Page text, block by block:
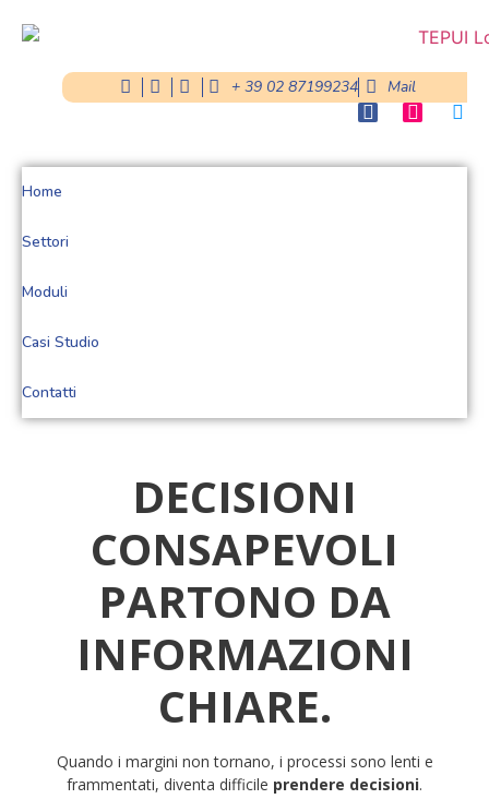
+ 39 02 87199234 Mail
Home
Settori
Moduli
Casi Studio
Contatti
DECISIONI
CONSAPEVOLI
PARTONO DA
INFORMAZIONI
CHIARE.
Quando i margini non tornano, i processi sono lenti e
frammentati, diventa difficile prendere decisioni.